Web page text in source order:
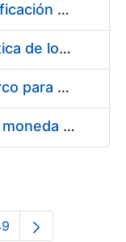
Servicio de Calibración y Verificación Externa de los Equipos de Medición del Servicio de Prevención de la FNMT-RCM
Conexión mediante Fibra Óptica de los Centros de Proceso de Datos (CPDs) de las sedes de la FNMT-RCM de Burgos y Madrid
Contratación de acuerdo marco para el Suministro de Material de Electricidad para la Fábrica Nacional de Moneda y Timbre-Real Casa de la Moneda en su centro de trabajo de Burgos
Suministro de estuches para moneda de 30 €
Pages Use
Orrialdea